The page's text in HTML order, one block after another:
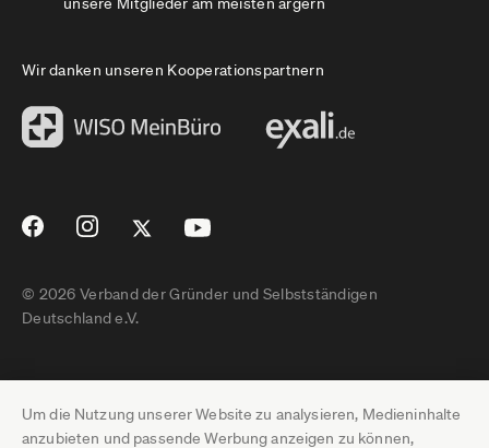
Um die Nutzung unserer Website zu analysieren, Medieninhalte
anzubieten und passende Werbung anzeigen zu können,
Wir danken unseren Kooperationspartnern
© 2026 Verband der Gründer und Selbstständigen
Deutschland e.V.
Impressum
Datenschutz